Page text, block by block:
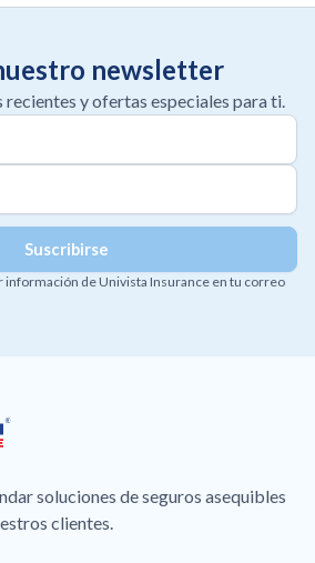
newsletter
y ofertas especiales para ti.
información de Univista Insurance en tu correo
soluciones de seguros asequibles
clientes.